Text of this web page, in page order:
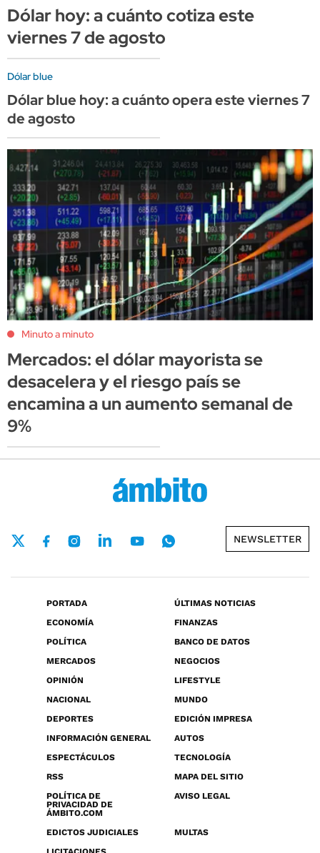
Dólar hoy: a cuánto cotiza este
viernes 7 de agosto
Dólar blue
Dólar blue hoy: a cuánto opera este viernes 7
de agosto
Minuto a minuto
Mercados: el dólar mayorista se
desacelera y el riesgo país se
encamina a un aumento semanal de
9%
NEWSLETTER
PORTADA
ÚLTIMAS NOTICIAS
ECONOMÍA
FINANZAS
POLÍTICA
BANCO DE DATOS
MERCADOS
NEGOCIOS
OPINIÓN
LIFESTYLE
NACIONAL
MUNDO
DEPORTES
EDICIÓN IMPRESA
INFORMACIÓN GENERAL
AUTOS
ESPECTÁCULOS
TECNOLOGÍA
RSS
MAPA DEL SITIO
POLÍTICA DE
PRIVACIDAD DE
ÁMBITO.COM
AVISO LEGAL
EDICTOS JUDICIALES
MULTAS